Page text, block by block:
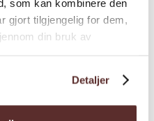
som kan kombinere den
gjort tilgjengelig for dem,
din bruk av
Detaljer
vielleicht auch:
das Anglerglück